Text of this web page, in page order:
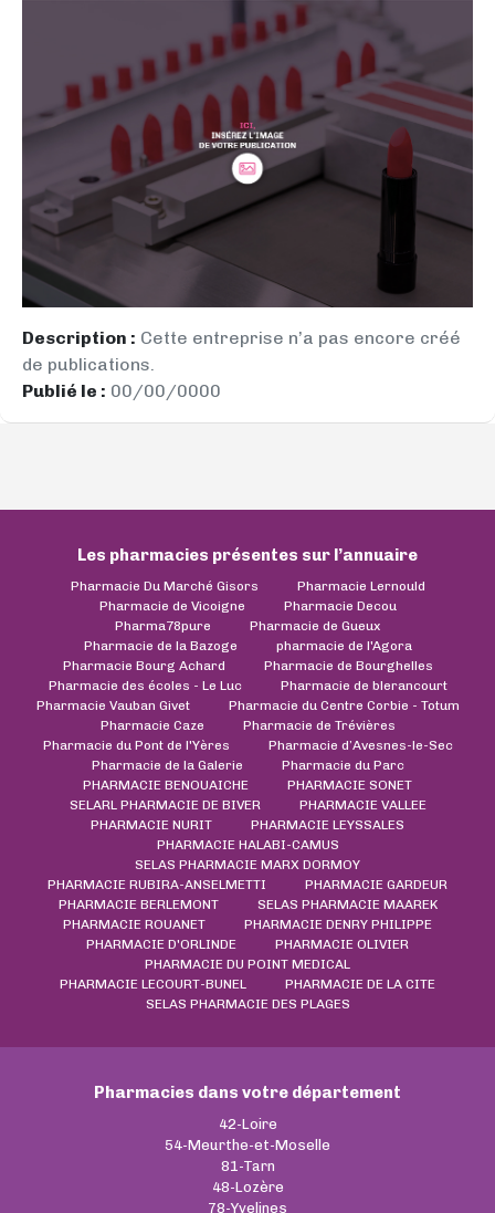
Description : Cette entreprise n’a pas encore créé
de publications.
Publié le : 00/00/0000
Les pharmacies présentes sur l’annuaire
Pharmacie Du Marché Gisors
Pharmacie Lernould
Pharmacie de Vicoigne
Pharmacie Decou
Pharma78pure
Pharmacie de Gueux
Pharmacie de la Bazoge
pharmacie de l'Agora
Pharmacie Bourg Achard
Pharmacie de Bourghelles
Pharmacie des écoles - Le Luc
Pharmacie de blerancourt
Pharmacie Vauban Givet
Pharmacie du Centre Corbie - Totum
Pharmacie Caze
Pharmacie de Trévières
Pharmacie du Pont de l'Yères
Pharmacie d’Avesnes-le-Sec
Pharmacie de la Galerie
Pharmacie du Parc
PHARMACIE BENOUAICHE
PHARMACIE SONET
SELARL PHARMACIE DE BIVER
PHARMACIE VALLEE
PHARMACIE NURIT
PHARMACIE LEYSSALES
PHARMACIE HALABI-CAMUS
SELAS PHARMACIE MARX DORMOY
PHARMACIE RUBIRA-ANSELMETTI
PHARMACIE GARDEUR
PHARMACIE BERLEMONT
SELAS PHARMACIE MAAREK
PHARMACIE ROUANET
PHARMACIE DENRY PHILIPPE
PHARMACIE D'ORLINDE
PHARMACIE OLIVIER
PHARMACIE DU POINT MEDICAL
PHARMACIE LECOURT-BUNEL
PHARMACIE DE LA CITE
SELAS PHARMACIE DES PLAGES
Pharmacies dans votre département
42-Loire
54-Meurthe-et-Moselle
81-Tarn
48-Lozère
78-Yvelines